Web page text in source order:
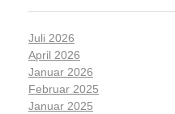
Juli 2026
April 2026
Januar 2026
Februar 2025
Januar 2025